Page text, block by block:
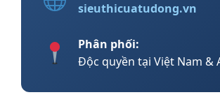
sieuthicuatudong.vn
Phân phối:
Độc quyền tại Việt Nam &